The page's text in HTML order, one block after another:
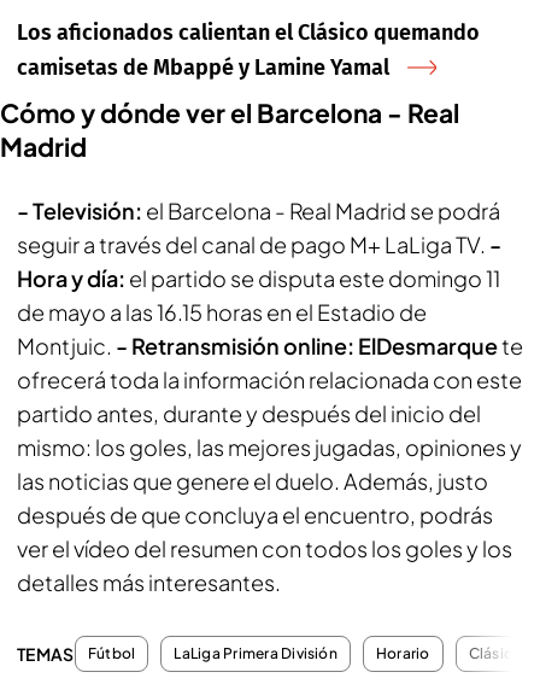
Los aficionados calientan el Clásico quemando
camisetas de Mbappé y Lamine Yamal
Cómo y dónde ver el Barcelona - Real
Madrid
- Televisión: el Barcelona - Real Madrid se podrá
seguir a través del canal de pago M+ LaLiga TV. -
Hora y día: el partido se disputa este domingo 11
de mayo a las 16.15 horas en el Estadio de
Montjuic. - Retransmisión online: ElDesmarquete
ofrecerá toda la información relacionada con este
partido antes, durante y después del inicio del
mismo: los goles, las mejores jugadas, opiniones y
las noticias que genere el duelo. Además, justo
después de que concluya el encuentro, podrás
ver el vídeo del resumen con todos los goles y los
detalles más interesantes.
TEMAS Fútbol LaLiga Primera División Horario Clásico